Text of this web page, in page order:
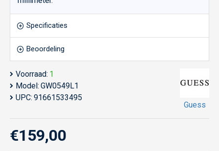
Specificaties
Beoordeling
Voorraad: 1
Model: GW0549L1
UPC: 91661533495
Guess
€159,00